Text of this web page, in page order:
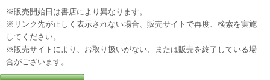
※販売開始日は書店により異なります。
※リンク先が正しく表示されない場合、販売サイトで再度、検索を実施
してください。
※販売サイトにより、お取り扱いがない、または販売を終了している場
合がございます。